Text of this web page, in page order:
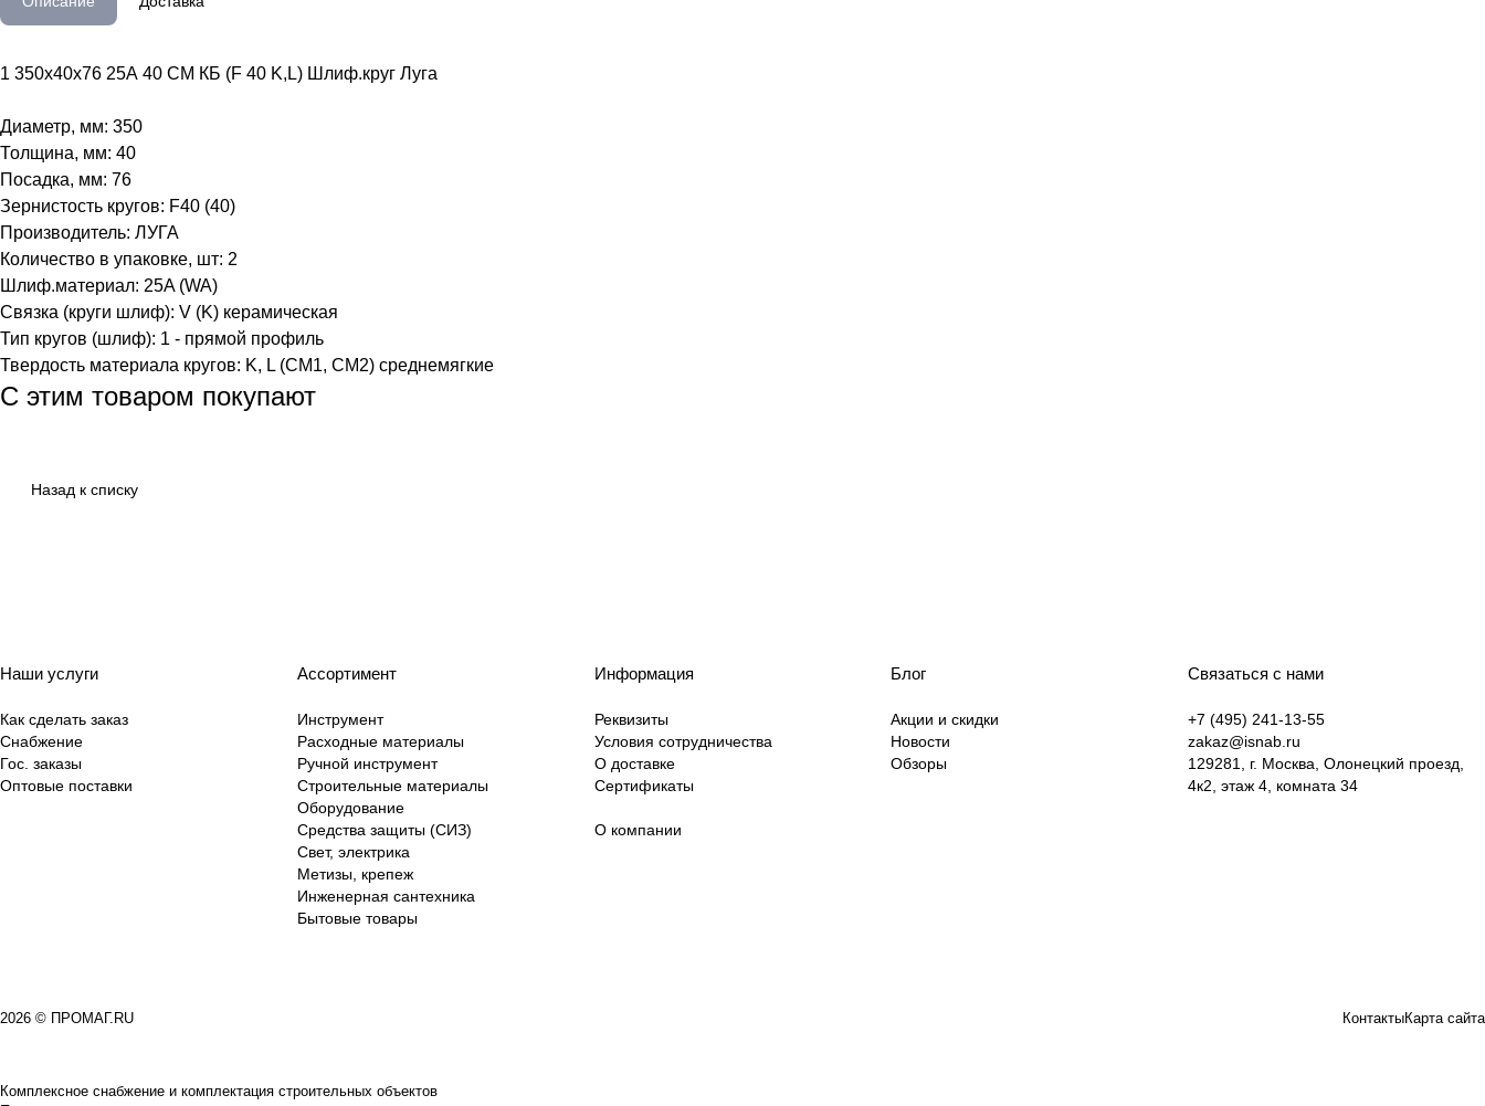
1 350х40х76 25А 40 СМ КБ (F 40 K,L) Шлиф.круг Луга
Диаметр, мм: 350
Толщина, мм: 40
Посадка, мм: 76
Зернистость кругов: F40 (40)
Производитель: ЛУГА
Количество в упаковке, шт: 2
Шлиф.материал: 25A (WA)
Связка (круги шлиф): V (K) керамическая
Тип кругов (шлиф): 1 - прямой профиль
Твердость материала кругов: K, L (СМ1, СМ2) среднемягкие
С этим товаром покупают
Назад к списку
Наши услуги
Как сделать заказ
Снабжение
Гос. заказы
Оптовые поставки
Ассортимент
Инструмент
Расходные материалы
Ручной инструмент
Строительные материалы
Оборудование
Средства защиты (СИЗ)
Свет, электрика
Метизы, крепеж
Инженерная сантехника
Бытовые товары
Информация
Реквизиты
Условия сотрудничества
О доставке
Сертификаты
О компании
Блог
Акции и скидки
Новости
Обзоры
Связаться с нами
+7 (495) 241-13-55
zakaz@isnab.ru
129281, г. Москва, Олонецкий проезд,
4к2, этаж 4, комната 34
2026 © ПРОМАГ.RU КонтактыКарта сайта
Комплексное снабжение и комплектация строительных объектов